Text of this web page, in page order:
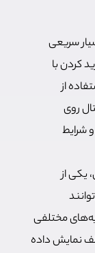
بسیار سریعی
کردن با
از
روی
شرایط
یکی از
مختلفی
نمایش داده